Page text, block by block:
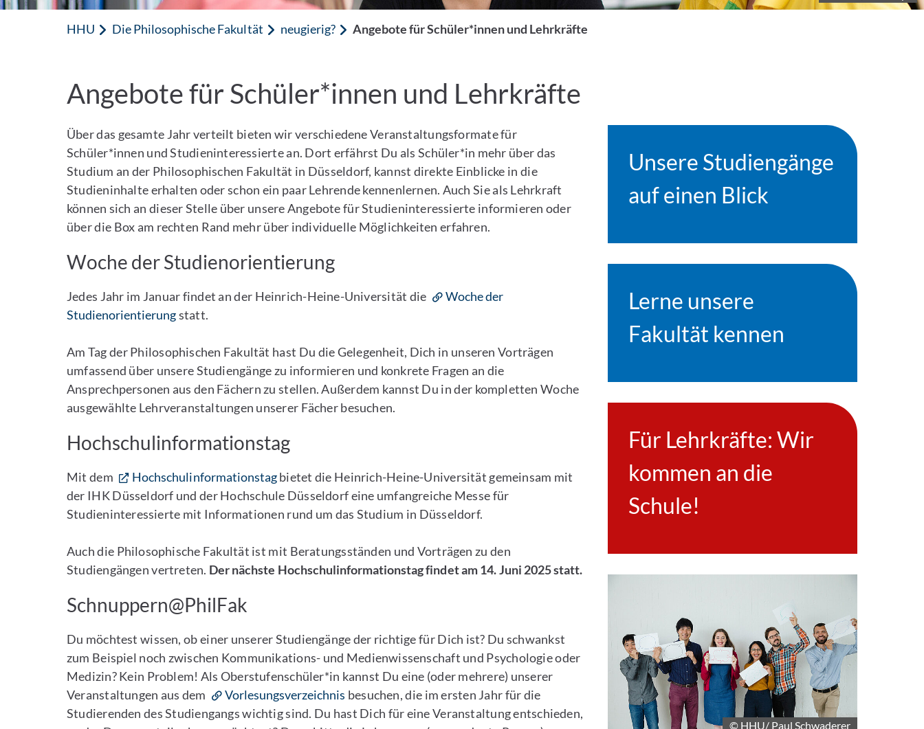
HHU Die Philosophische Fakultät neugierig? Angebote für Schüler*innen und Lehrkräfte
Angebote für Schüler*innen und Lehrkräfte
Über das gesamte Jahr verteilt bieten wir verschiedene Veranstaltungsformate für
Schüler*innen und Studieninteressierte an. Dort erfährst Du als Schüler*in mehr über das
Studium an der Philosophischen Fakultät in Düsseldorf, kannst direkte Einblicke in die
Studieninhalte erhalten oder schon ein paar Lehrende kennenlernen. Auch Sie als Lehrkraft
können sich an dieser Stelle über unsere Angebote für Studieninteressierte informieren oder
über die Box am rechten Rand mehr über individuelle Möglichkeiten erfahren.
Woche der Studienorientierung
Jedes Jahr im Januar findet an der Heinrich-Heine-Universität die
Woche der
Studienorientierungstatt.
Am Tag der Philosophischen Fakultät hast Du die Gelegenheit, Dich in unseren Vorträgen
umfassend über unsere Studiengänge zu informieren und konkrete Fragen an die
Ansprechpersonen aus den Fächern zu stellen. Außerdem kannst Du in der kompletten Woche
ausgewählte Lehrveranstaltungen unserer Fächer besuchen.
Hochschulinformationstag
Mit dem Hochschulinformationstagbietet die Heinrich-Heine-Universität gemeinsam mit
der IHK Düsseldorf und der Hochschule Düsseldorf eine umfangreiche Messe für
Studieninteressierte mit Informationen rund um das Studium in Düsseldorf.
Auch die Philosophische Fakultät ist mit Beratungsständen und Vorträgen zu den
Studiengängen vertreten. Der nächste Hochschulinformationstag findet am 14. Juni 2025 statt.
Schnuppern@PhilFak
Du möchtest wissen, ob einer unserer Studiengänge der richtige für Dich ist? Du schwankst
zum Beispiel noch zwischen Kommunikations- und Medienwissenschaft und Psychologie oder
Medizin? Kein Problem! Als Oberstufenschüler*in kannst Du eine (oder mehrere) unserer
Veranstaltungen aus dem
Vorlesungsverzeichnis besuchen, die im ersten Jahr für die
Studierenden des Studiengangs wichtig sind. Du hast Dich für eine Veranstaltung entschieden,
Unsere Studiengänge
auf einen Blick
Lerne unsere
Fakultät kennen
Für Lehrkräfte: Wir
kommen an die
Schule!
© HHU/ Paul Schwaderer